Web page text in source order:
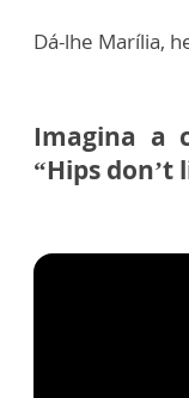
Dá-lhe Marília,
Imagina a
“Hips don’t